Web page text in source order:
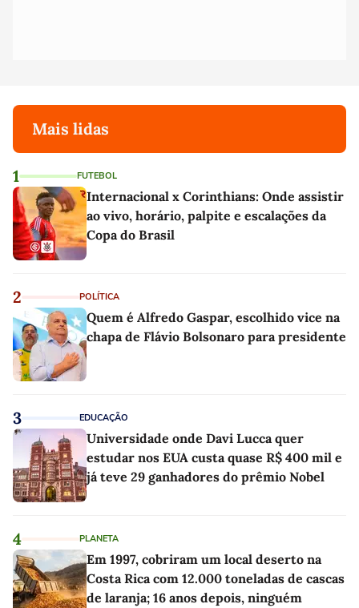
Mais lidas
1 FUTEBOL
Internacional x Corinthians: Onde assistir
ao vivo, horário, palpite e escalações da
Copa do Brasil
2 POLÍTICA
Quem é Alfredo Gaspar, escolhido vice na
chapa de Flávio Bolsonaro para presidente
3 EDUCAÇÃO
Universidade onde Davi Lucca quer
estudar nos EUA custa quase R$ 400 mil e
já teve 29 ganhadores do prêmio Nobel
4 PLANETA
Em 1997, cobriram um local deserto na
Costa Rica com 12.000 toneladas de cascas
de laranja; 16 anos depois, ninguém